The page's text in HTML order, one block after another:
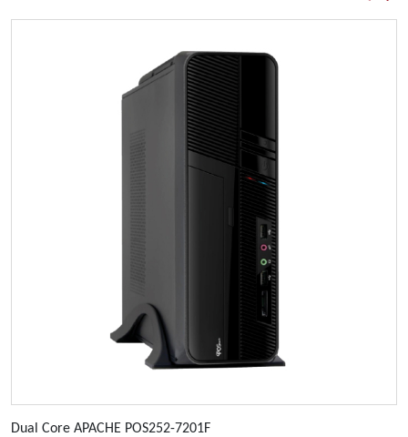
Dual Core APACHE POS252-7201F